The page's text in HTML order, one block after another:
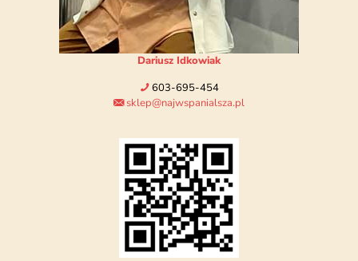
Dariusz Idkowiak
603-695-454
sklep@najwspanialsza.pl